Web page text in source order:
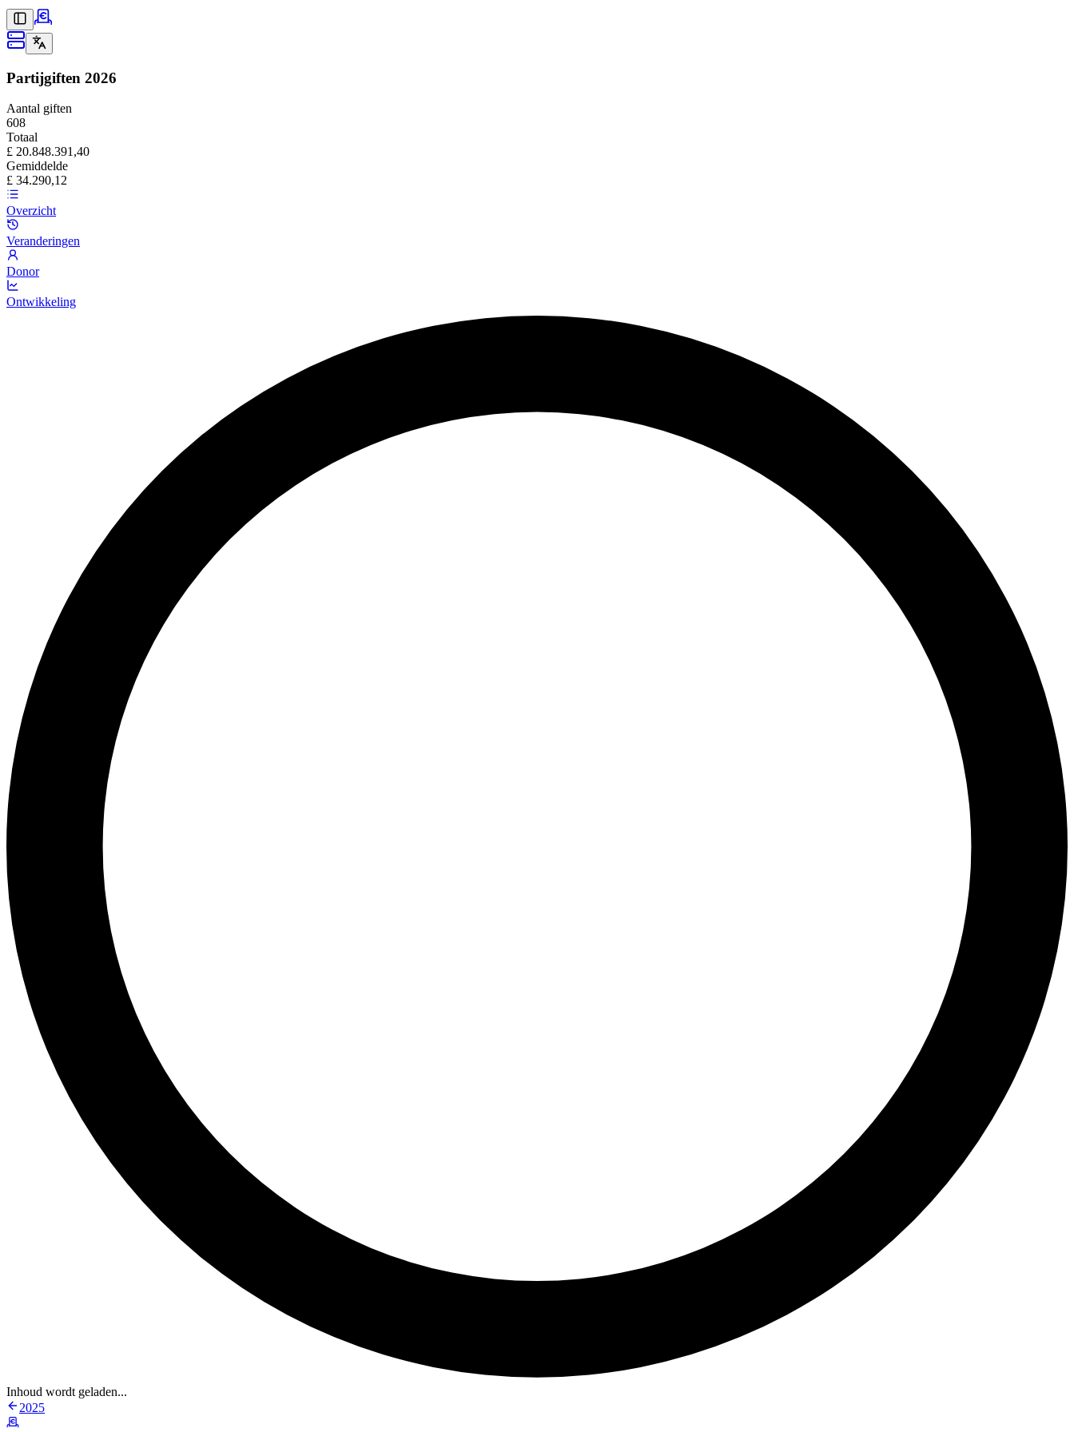
Partijgiften 2026
Aantal giften
608
Totaal
£ 20.848.391,40
Gemiddelde
£ 34.290,12
Overzicht
Veranderingen
Donor
Ontwikkeling
Inhoud wordt geladen...
2025